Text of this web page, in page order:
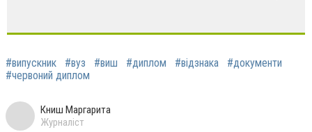
#випускник #вуз #виш #диплом #відзнака
#документи
#червоний диплом
Книш Маргарита
Журналіст